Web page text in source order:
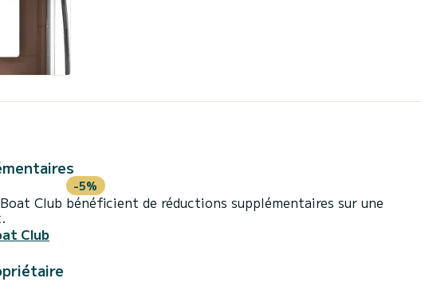
-5%
Club bénéficient de réductions supplémentaires sur une
Club